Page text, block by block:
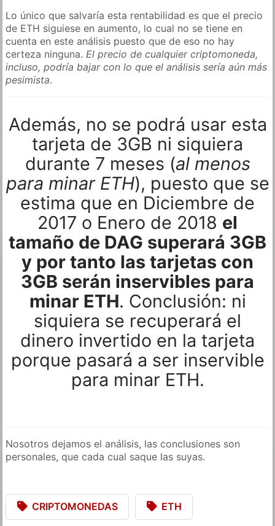
Lo único que salvaría esta rentabilidad es que el precio
de ETH siguiese en aumento, lo cual no se tiene en
cuenta en este análisis puesto que de eso no hay
certeza ninguna.El precio de cualquier criptomoneda,
incluso, podría bajar con lo que el análisis sería aún más
pesimista.
Además, no se podrá usar esta
tarjeta de 3GB ni siquiera
durante 7 meses (al menos
para minar ETH), puesto que se
estima que en Diciembre de
2017 o Enero de 2018 el
tamaño de DAG superará 3GB
y por tanto las tarjetas con
3GB serán inservibles para
minar ETH. Conclusión: ni
siquiera se recuperará el
dinero invertido en la tarjeta
porque pasará a ser inservible
para minar ETH.
Nosotros dejamos el análisis, las conclusiones son
personales, que cada cual saque las suyas.
CRIPTOMONEDAS ETH